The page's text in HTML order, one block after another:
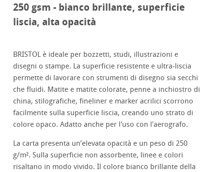
250 gsm - bianco brillante, superficie
liscia, alta opacità
BRISTOL è ideale per bozzetti, studi, illustrazioni e
disegni o stampe. La superficie resistente e ultra-liscia
permette di lavorare con strumenti di disegno sia secchi
che fluidi. Matite e matite colorate, penne a inchiostro di
china, stilografiche, fineliner e marker acrilici scorrono
facilmente sulla superficie liscia, creando uno strato di
colore opaco. Adatto anche per l'uso con l'aerografo.
La carta presenta un’elevata opacità e un peso di 250
g/m². Sulla superficie non assorbente, linee e colori
risaltano in modo vivido. Il colore bianco brillante della